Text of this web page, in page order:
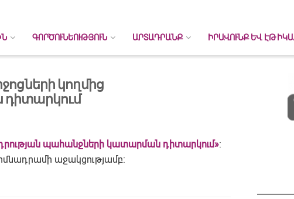
ԳՈՐԾՈՒՆԵՈՒԹՅՈՒՆ ԱՐՏԱԴՐԱՆՔ ԻՐԱՎՈՒՆՔ ԵՎ ԷԹԻԿԱ
կողմից
դիտարկում
պահանջների կատարման դիտարկում»:
աջակցությամբ: